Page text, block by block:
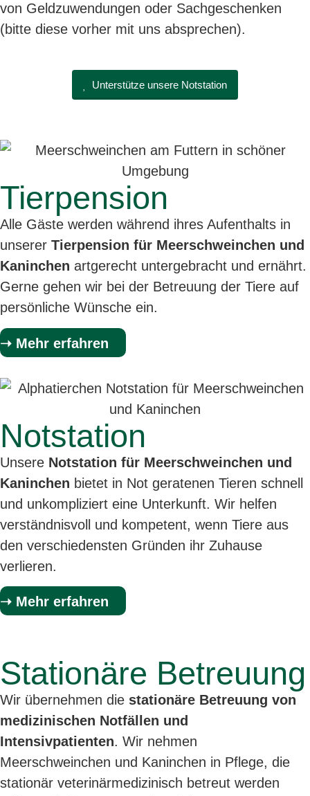
von Geldzuwendungen oder Sachgeschenken
(bitte diese vorher mit uns absprechen).
Unterstütze unsere Notstation
Tierpension
Alle Gäste werden während ihres Aufenthalts in
unserer Tierpension für Meerschweinchen und
Kaninchen artgerecht untergebracht und ernährt.
Gerne gehen wir bei der Betreuung der Tiere auf
persönliche Wünsche ein.
➝ Mehr erfahren
Notstation
Unsere Notstation für Meerschweinchen und
Kaninchen bietet in Not geratenen Tieren schnell
und unkompliziert eine Unterkunft. Wir helfen
verständnisvoll und kompetent, wenn Tiere aus
den verschiedensten Gründen ihr Zuhause
verlieren.
➝ Mehr erfahren
Stationäre Betreuung
Wir übernehmen die stationäre Betreuung von
medizinischen Notfällen und
Intensivpatienten. Wir nehmen
Meerschweinchen und Kaninchen in Pflege, die
stationär veterinärmedizinisch betreut werden